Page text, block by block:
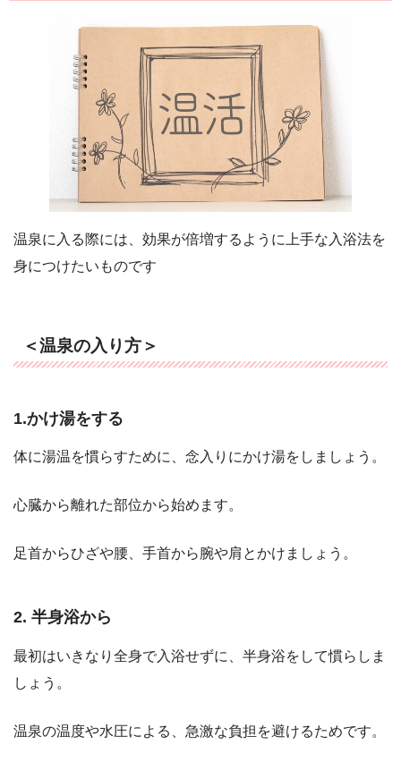
温泉に入る際には、効果が倍増するように上手な入浴法を
身につけたいものです
＜温泉の入り方＞
1.かけ湯をする
体に湯温を慣らすために、念入りにかけ湯をしましょう。
心臓から離れた部位から始めます。
足首からひざや腰、手首から腕や肩とかけましょう。
2. 半身浴から
最初はいきなり全身で入浴せずに、半身浴をして慣らしま
しょう。
温泉の温度や水圧による、急激な負担を避けるためです。